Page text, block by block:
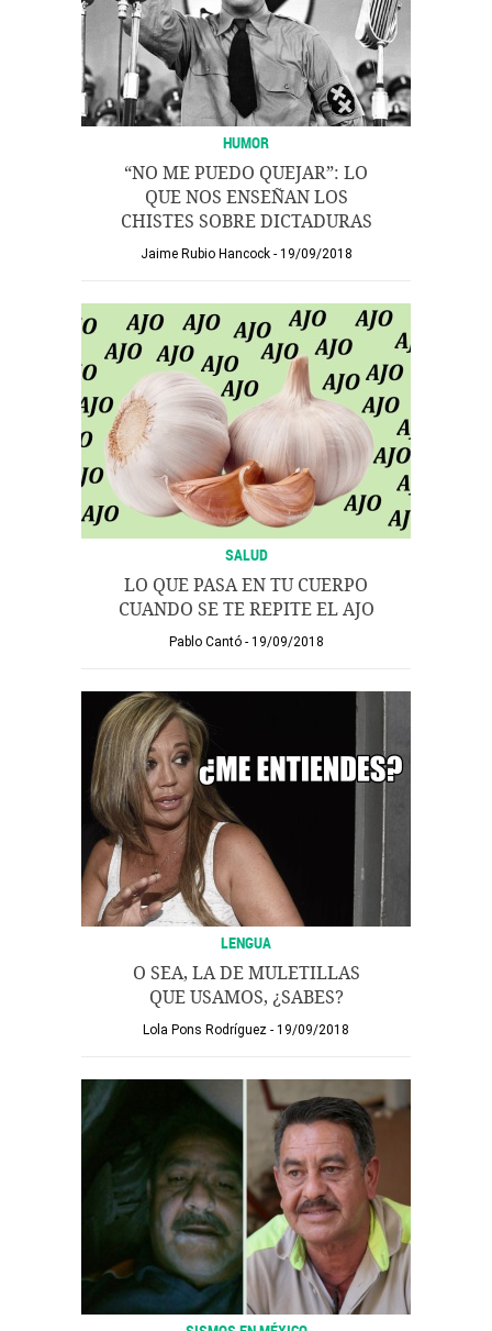
HUMOR
“NO ME PUEDO QUEJAR”: LO
QUE NOS ENSEÑAN LOS
CHISTES SOBRE DICTADURAS
Jaime Rubio Hancock 19/09/2018
SALUD
LO QUE PASA EN TU CUERPO
CUANDO SE TE REPITE EL AJO
Pablo Cantó 19/09/2018
LENGUA
O SEA, LA DE MULETILLAS
QUE USAMOS, ¿SABES?
Lola Pons Rodríguez 19/09/2018